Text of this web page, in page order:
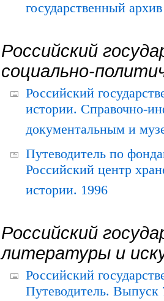
государственный
Российский
социально-
Российский
истории. Справочно-
документальным и
Путеводитель по
Российский центр
истории. 1996
Российский
литературы и
Российский
Путеводитель.